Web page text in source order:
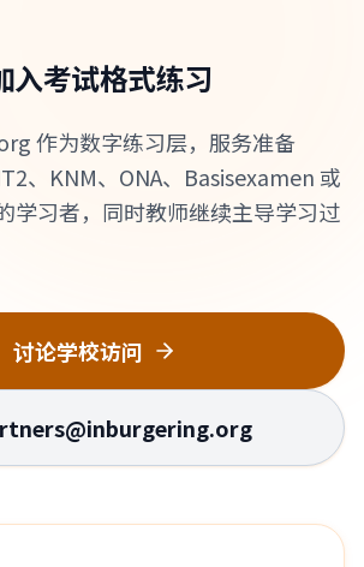
入考试格式练习
作为数字练习层，服务准备
、KNM、ONA、Basisexamen 或
学习者，同时教师继续主导学习过
讨论学校访问